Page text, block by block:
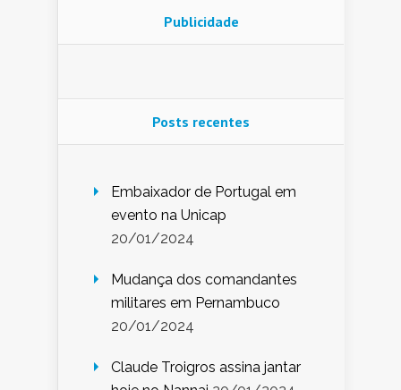
Publicidade
Posts recentes
Embaixador de Portugal em
evento na Unicap
20/01/2024
Mudança dos comandantes
militares em Pernambuco
20/01/2024
Claude Troigros assina jantar